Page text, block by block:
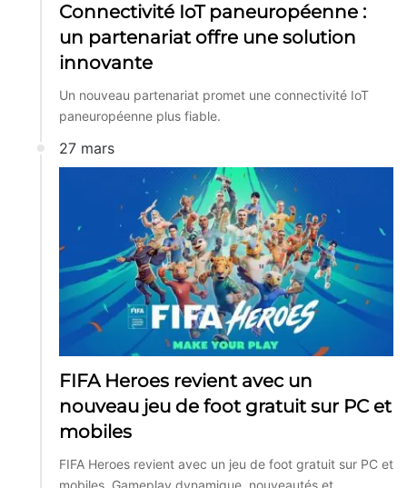
Connectivité IoT paneuropéenne :
un partenariat offre une solution
innovante
Un nouveau partenariat promet une connectivité IoT
paneuropéenne plus fiable.
27 mars
FIFA Heroes revient avec un
nouveau jeu de foot gratuit sur PC et
mobiles
FIFA Heroes revient avec un jeu de foot gratuit sur PC et
mobiles. Gameplay dynamique, nouveautés et